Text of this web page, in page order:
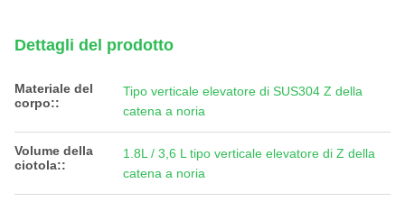
Dettagli del prodotto
Materiale del
corpo::
Tipo verticale elevatore di SUS304 Z della
catena a noria
Volume della
ciotola::
1.8L / 3,6 L tipo verticale elevatore di Z della
catena a noria